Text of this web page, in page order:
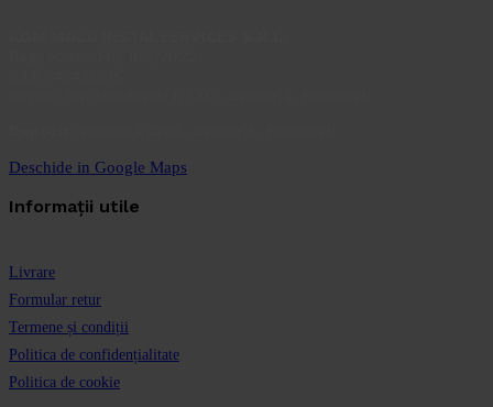
Deschide in Google Maps
Informații utile
Livrare
Formular retur
Termene și condiții
Politica de confidențialitate
Politica de cookie